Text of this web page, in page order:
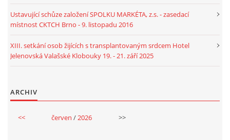
Ustavující schůze založení SPOLKU MARKÉTA, z.s. - zasedací
místnost CKTCH Brno - 9. listopadu 2016
XIII. setkání osob žijících s transplantovaným srdcem Hotel
Jelenovská Valašské Klobouky 19. - 21. září 2025
ARCHIV
<< červen /2026 >>